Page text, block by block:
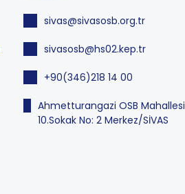
sivas@sivasosb.org.tr
sivasosb@hs02.kep.tr
+90(346)218 14 00
Ahmetturangazi OSB Mahallesi
10.Sokak No: 2 Merkez/SİVAS